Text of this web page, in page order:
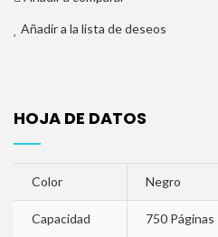
Añadir a la lista de deseos
HOJA DE DATOS
Color Negro
Capacidad 750 Páginas